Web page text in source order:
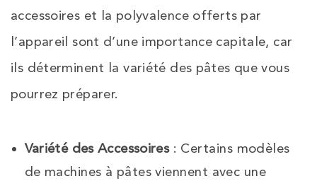
accessoires et la polyvalence offerts par
l’appareil sont d’une importance capitale, car
ils déterminent la variété des pâtes que vous
pourrez préparer.
Variété des Accessoires: Certains modèles
de machines à pâtes viennent avec une